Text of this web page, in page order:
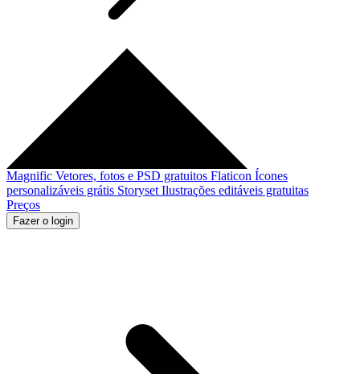
Magnific Vetores, fotos e PSD gratuitos Flaticon Ícones
personalizáveis grátis Storyset Ilustrações editáveis gratuitas
Preços
Fazer o login